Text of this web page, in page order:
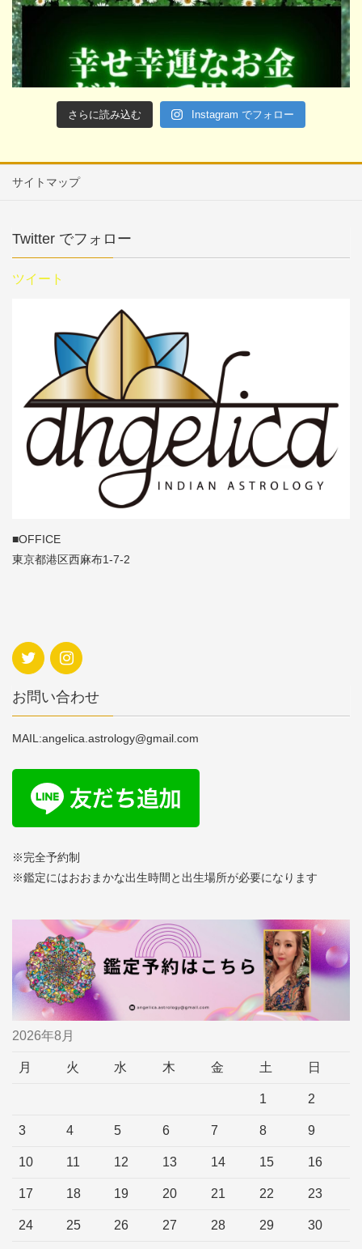
さらに読み込む Instagram でフォロー
サイトマップ
Twitter でフォロー
ツイート
■OFFICE
東京都港区西麻布1-7-2
お問い合わせ
MAIL:angelica.astrology@gmail.com
※完全予約制
※鑑定にはおおまかな出生時間と出生場所が必要になります
2026年8月
月 火 水 木 金 土 日
1 2
3 4 5 6 7 8 9
10 11 12 13 14 15 16
17 18 19 20 21 22 23
24 25 26 27 28 29 30